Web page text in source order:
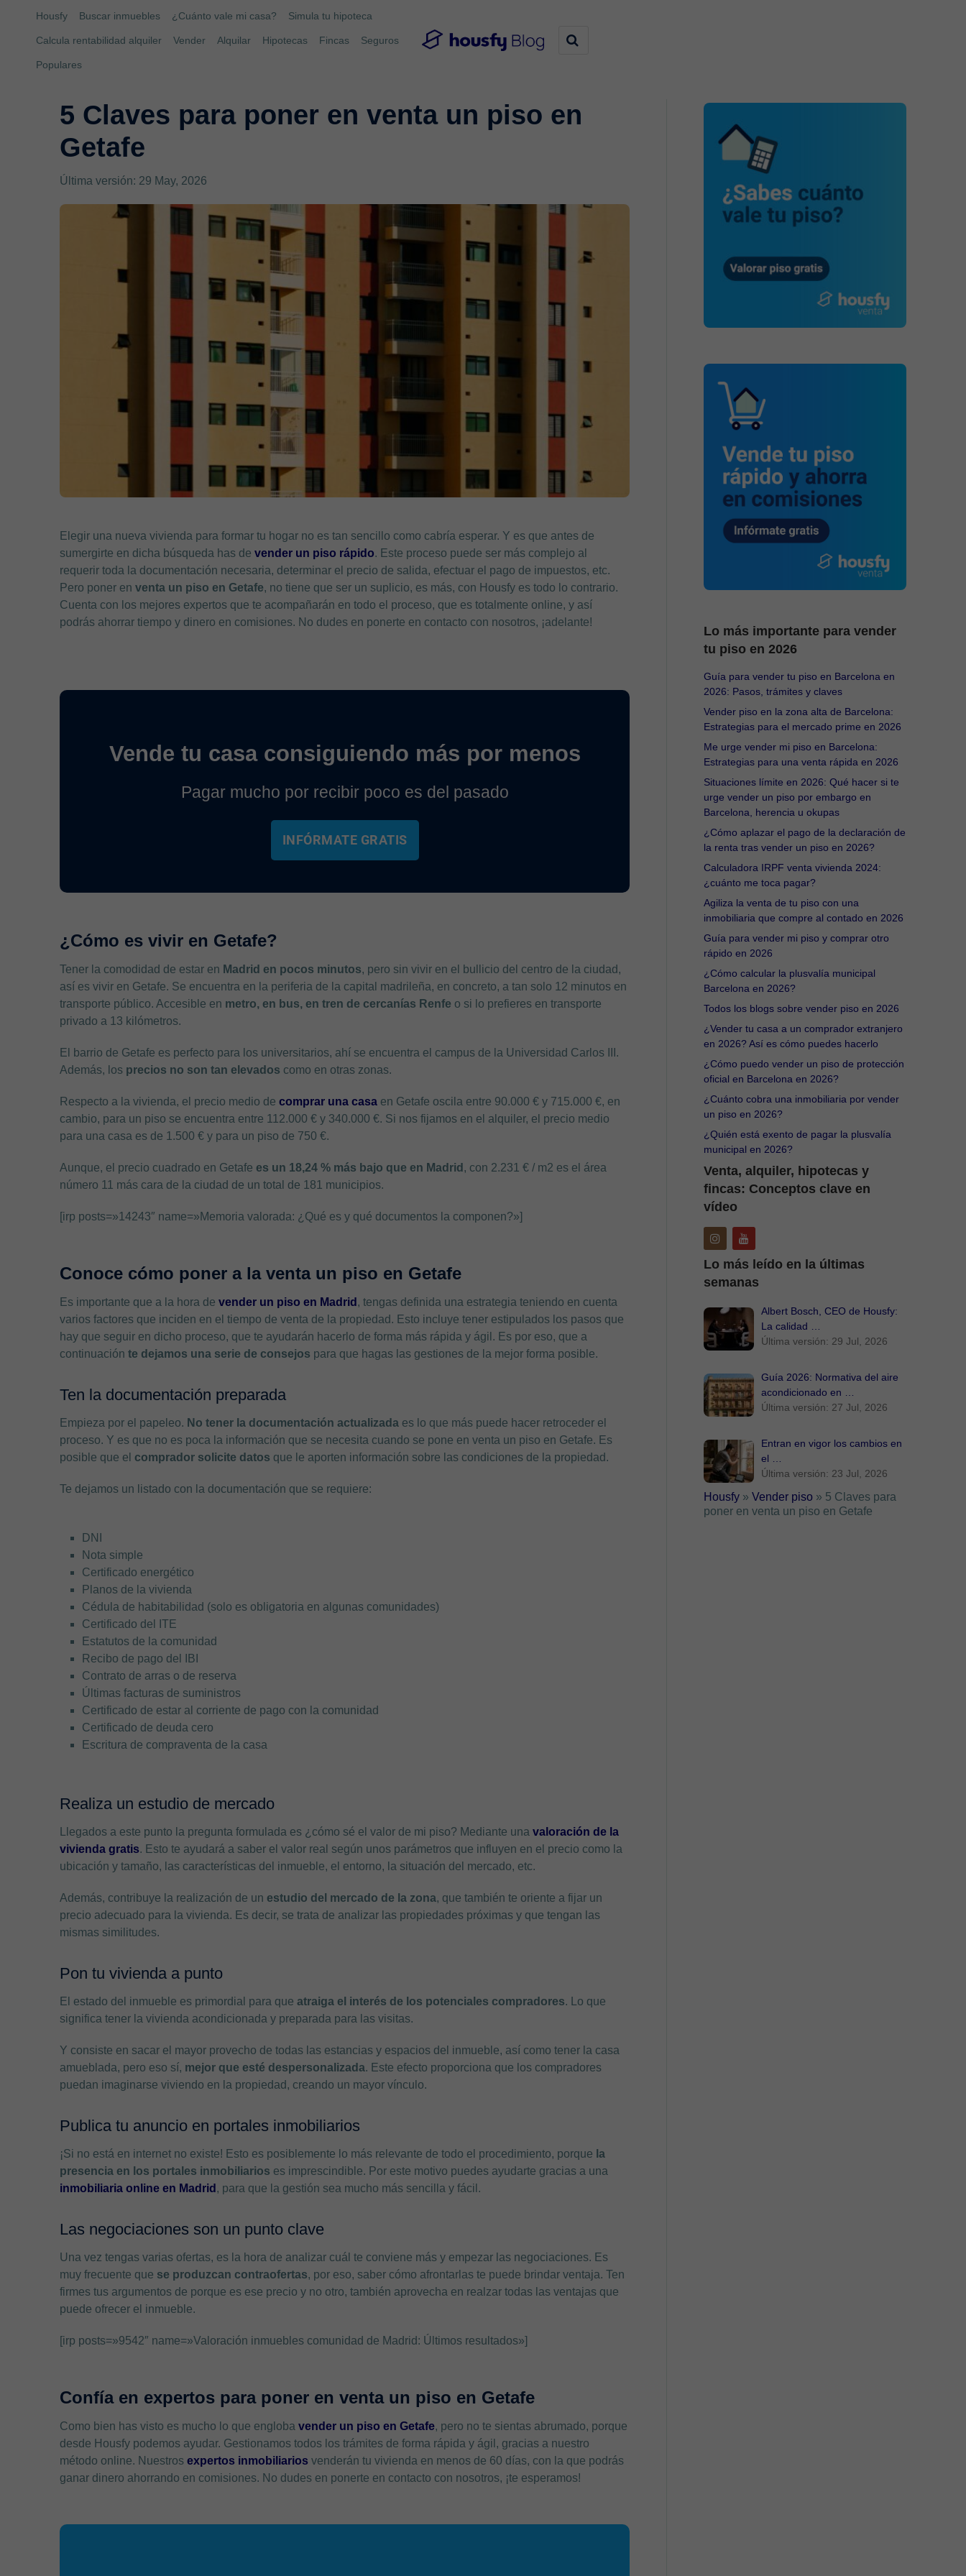
Housfy Buscar inmuebles ¿Cuánto vale mi casa? Simula tu hipoteca
Calcula rentabilidad alquiler Vender Alquilar Hipotecas Fincas Seguros
Populares
5 Claves para poner en venta un piso en
Getafe
Última versión: 29 May, 2026
Elegir una nueva vivienda para formar tu hogar no es tan sencillo como cabría esperar. Y es que antes de
sumergirte en dicha búsqueda has devender un piso rápido. Este proceso puede ser más complejo al
requerir toda la documentación necesaria, determinar el precio de salida, efectuar el pago de impuestos, etc.
Pero poner enventa un piso en Getafe, no tiene que ser un suplicio, es más, con Housfy es todo lo contrario.
Cuenta con los mejores expertos que te acompañarán en todo el proceso, que es totalmente online, y así
podrás ahorrar tiempo y dinero en comisiones. No dudes en ponerte en contacto con nosotros, ¡adelante!
Vende tu casa consiguiendo más por menos
Pagar mucho por recibir poco es del pasado
INFÓRMATE GRATIS
¿Cómo es vivir en Getafe?
Tener la comodidad de estar en Madrid en pocos minutos, pero sin vivir en el bullicio del centro de la ciudad,
así es vivir en Getafe. Se encuentra en la periferia de la capital madrileña, en concreto, a tan solo 12 minutos en
transporte público. Accesible en metro, en bus, en tren de cercanías Renfe o si lo prefieres en transporte
privado a 13 kilómetros.
El barrio de Getafe es perfecto para los universitarios, ahí se encuentra el campus de la Universidad Carlos III.
Además, los precios no son tan elevados como en otras zonas.
Respecto a la vivienda, el precio medio decomprar una casa en Getafe oscila entre 90.000 € y 715.000 €, en
cambio, para un piso se encuentra entre 112.000 € y 340.000 €. Si nos fijamos en el alquiler, el precio medio
para una casa es de 1.500 € y para un piso de 750 €.
Aunque, el precio cuadrado en Getafe es un 18,24 % más bajo que en Madrid , con 2.231 € / m2 es el área
número 11 más cara de la ciudad de un total de 181 municipios.
[irp posts=»14243″ name=»Memoria valorada: ¿Qué es y qué documentos la componen?»]
Conoce cómo poner a la venta un piso en Getafe
Es importante que a la hora devender un piso en Madrid , tengas definida una estrategia teniendo en cuenta
varios factores que inciden en el tiempo de venta de la propiedad. Esto incluye tener estipulados los pasos que
hay que seguir en dicho proceso, que te ayudarán hacerlo de forma más rápida y ágil. Es por eso, que a
continuaciónte dejamos una serie de consejos para que hagas las gestiones de la mejor forma posible.
Ten la documentación preparada
Empieza por el papeleo. No tener la documentación actualizada es lo que más puede hacer retroceder el
proceso. Y es que no es poca la información que se necesita cuando se pone en venta un piso en Getafe. Es
posible que el comprador solicite datos que le aporten información sobre las condiciones de la propiedad.
Te dejamos un listado con la documentación que se requiere:
DNI
Nota simple
Certificado energético
Planos de la vivienda
Cédula de habitabilidad (solo es obligatoria en algunas comunidades)
Certificado del ITE
Estatutos de la comunidad
Recibo de pago del IBI
Contrato de arras o de reserva
Últimas facturas de suministros
Certificado de estar al corriente de pago con la comunidad
Certificado de deuda cero
Escritura de compraventa de la casa
Realiza un estudio de mercado
Llegados a este punto la pregunta formulada es ¿cómo sé el valor de mi piso? Mediante unavaloración de la
vivienda gratis. Esto te ayudará a saber el valor real según unos parámetros que influyen en el precio como la
ubicación y tamaño, las características del inmueble, el entorno, la situación del mercado, etc.
Además, contribuye la realización de un estudio del mercado de la zona, que también te oriente a fijar un
precio adecuado para la vivienda. Es decir, se trata de analizar las propiedades próximas y que tengan las
mismas similitudes.
Pon tu vivienda a punto
El estado del inmueble es primordial para que atraiga el interés de los potenciales compradores. Lo que
significa tener la vivienda acondicionada y preparada para las visitas.
Y consiste en sacar el mayor provecho de todas las estancias y espacios del inmueble, así como tener la casa
amueblada, pero eso sí, mejor que esté despersonalizada. Este efecto proporciona que los compradores
puedan imaginarse viviendo en la propiedad, creando un mayor vínculo.
Publica tu anuncio en portales inmobiliarios
¡Si no está en internet no existe! Esto es posiblemente lo más relevante de todo el procedimiento, porque la
presencia en los portales inmobiliarios es imprescindible. Por este motivo puedes ayudarte gracias a una
inmobiliaria online en Madrid , para que la gestión sea mucho más sencilla y fácil.
Las negociaciones son un punto clave
Una vez tengas varias ofertas, es la hora de analizar cuál te conviene más y empezar las negociaciones. Es
muy frecuente que se produzcan contraofertas, por eso, saber cómo afrontarlas te puede brindar ventaja. Ten
firmes tus argumentos de porque es ese precio y no otro, también aprovecha en realzar todas las ventajas que
puede ofrecer el inmueble.
[irp posts=»9542″ name=»Valoración inmuebles comunidad de Madrid: Últimos resultados»]
Confía en expertos para poner en venta un piso en Getafe
Como bien has visto es mucho lo que englobavender un piso en Getafe, pero no te sientas abrumado, porque
desde Housfy podemos ayudar. Gestionamos todos los trámites de forma rápida y ágil, gracias a nuestro
método online. Nuestrosexpertos inmobiliarios venderán tu vivienda en menos de 60 días, con la que podrás
ganar dinero ahorrando en comisiones. No dudes en ponerte en contacto con nosotros, ¡te esperamos!
Lo más importante para vender
tu piso en 2026
Guía para vender tu piso en Barcelona en
2026: Pasos, trámites y claves
Vender piso en la zona alta de Barcelona:
Estrategias para el mercado prime en 2026
Me urge vender mi piso en Barcelona:
Estrategias para una venta rápida en 2026
Situaciones límite en 2026: Qué hacer si te
urge vender un piso por embargo en
Barcelona, herencia u okupas
¿Cómo aplazar el pago de la declaración de
la renta tras vender un piso en 2026?
Calculadora IRPF venta vivienda 2024:
¿cuánto me toca pagar?
Agiliza la venta de tu piso con una
inmobiliaria que compre al contado en 2026
Guía para vender mi piso y comprar otro
rápido en 2026
¿Cómo calcular la plusvalía municipal
Barcelona en 2026?
Todos los blogs sobre vender piso en 2026
¿Vender tu casa a un comprador extranjero
en 2026? Así es cómo puedes hacerlo
¿Cómo puedo vender un piso de protección
oficial en Barcelona en 2026?
¿Cuánto cobra una inmobiliaria por vender
un piso en 2026?
¿Quién está exento de pagar la plusvalía
municipal en 2026?
Venta, alquiler, hipotecas y
fincas: Conceptos clave en
vídeo
Lo más leído en la últimas
semanas
Albert Bosch, CEO de Housfy:
La calidad …
Última versión: 29 Jul, 2026
Guía 2026: Normativa del aire
acondicionado en …
Última versión: 27 Jul, 2026
Entran en vigor los cambios en
el …
Última versión: 23 Jul, 2026
Housfy »Vender piso » 5 Claves para
poner en venta un piso en Getafe